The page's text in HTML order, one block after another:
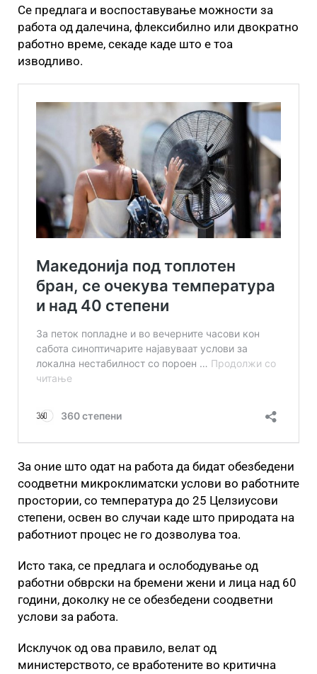
Се предлага и воспоставување можности за
работа од далечина, флексибилно или двократно
работно време, секаде каде што е тоа
изводливо.
За оние што одат на работа да бидат обезбедени
соодветни микроклиматски услови во работните
простории, со температура до 25 Целзиусови
степени, освен во случаи каде што природата на
работниот процес не го дозволува тоа.
Исто така, се предлага и ослободување од
работни обврски на бремени жени и лица над 60
години, доколку не се обезбедени соодветни
услови за работа.
Исклучок од ова правило, велат од
министерството, се вработените во критична